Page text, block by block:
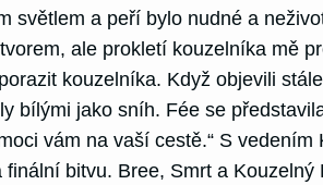
světlem a peří bylo nudné a
ale prokletí kouzelníka mě
kouzelníka. Když objevili
bílými jako sníh. Fée se
vám na vaší cestě.“ S
bitvu. Bree, Smrt a Kouzelný